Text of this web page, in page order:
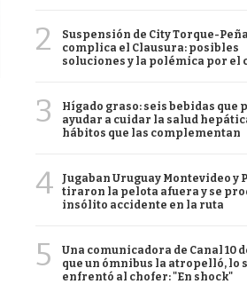
2
Suspensión de City Torque-
complica el Clausura: posibles
soluciones y la polémica por el
3
Hígado graso: seis bebidas que
ayudar a cuidar la salud
hábitos que las complementan
4
Jugaban Uruguay Montevideo y
tiraron la pelota afuera y se
insólito accidente en la ruta
5
Una comunicadora de Canal 10
que un ómnibus la atropelló, lo
enfrentó al chofer: "En shock"